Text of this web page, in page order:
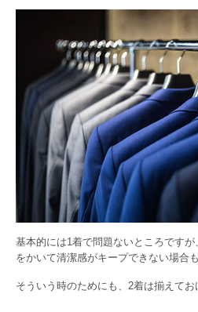
基本的には1着で問題ないところです
をかいて清潔感がキープできない場合も
そういう時のためにも、2着は揃えてお